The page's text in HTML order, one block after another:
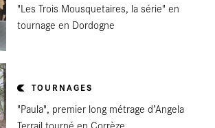
"Les Trois Mousquetaires, la série" en
tournage en Dordogne
TOURNAGES
"Paula", premier long métrage d’Angela
Terrail tourné en Corrèze